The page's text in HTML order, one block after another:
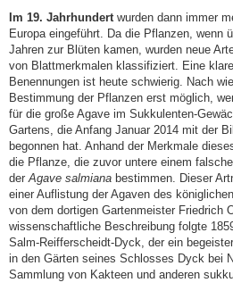
Im 19. Jahrhundert wurden dann immer
Europa eingeführt. Da die Pflanzen, wenn
Jahren zur Blüten kamen, wurden neue
von Blattmerkmalen klassifiziert. Eine
Benennungen ist heute schwierig. Nach
Bestimmung der Pflanzen erst möglich,
für die große Agave im Sukkulenten-
Gartens, die Anfang Januar 2014 mit der
begonnen hat. Anhand der Merkmale
die Pflanze, die zuvor untere einem
der Agave salmiana bestimmen. Dieser
einer Auflistung der Agaven des
von dem dortigen Gartenmeister Friedrich
wissenschaftliche Beschreibung folgte
Salm-Reifferscheidt-Dyck, der ein
in den Gärten seines Schlosses Dyck bei
Sammlung von Kakteen und anderen